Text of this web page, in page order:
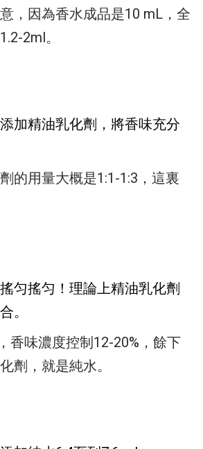
， 因為香水成品是10 mL，全
2ml。
添加精油乳化劑，將香味充分
的用量大概是1:1-1:3， 這裏
搖匀搖匀！理論上精油乳化劑
。
香味濃度控制12-20%， 餘下
劑，就是純水。